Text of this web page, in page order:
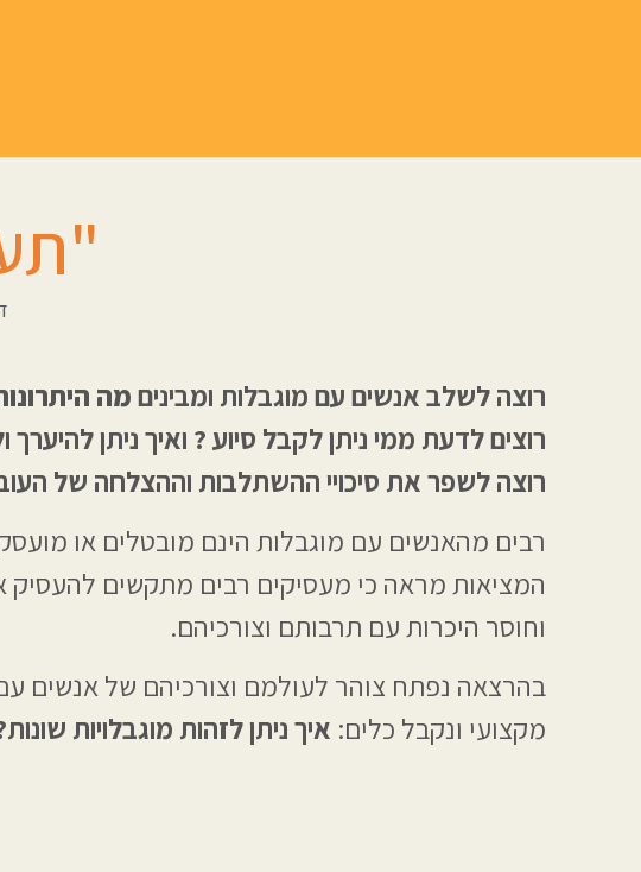
רוצה לשלב אנשים עם מוגבלות ומביניםמה
רוצים לדעת ממי ניתן לקבל סיוע ? ואיך ניתן
רוצה לשפר את סיכויי ההשתלבות וההצלחה של
רבים מהאנשים עם מוגבלות הינם מובטלים או
המציאות מראה כי מעסיקים רבים מתקשים להעסיק
וחוסר היכרות עם תרבותם וצורכיהם.
בהרצאה נפתח צוהר לעולמם וצורכיהם של אנשים עם
מקצועי ונקבל כלים: איך ניתן לזהות מוגבלויות